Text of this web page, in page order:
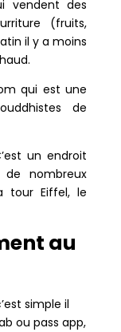
vendent des
(fruits,
il y a moins
qui est une
de
un endroit
nombreux
tour Eiffel, le
au
simple il
ou pass app,